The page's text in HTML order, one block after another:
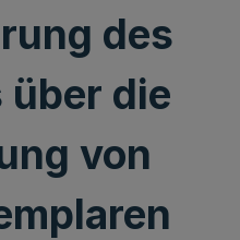
des
über die
von